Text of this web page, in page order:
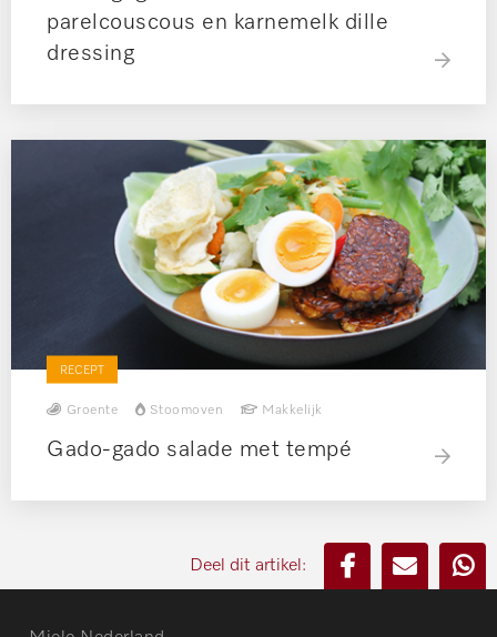
parelcouscous en karnemelk dille
dressing
RECEPT
Groente Stoomoven Makkelijk
Gado-gado salade met tempé
Deel dit artikel: